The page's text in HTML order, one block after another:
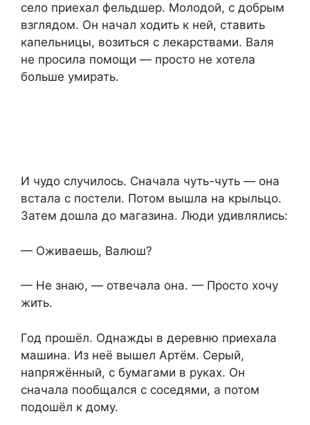
село приехал фельдшер. Молодой, с добрым
взглядом. Он начал ходить к ней, ставить
капельницы, возиться с лекарствами. Валя
не просила помощи — просто не хотела
больше умирать.
И чудо случилось. Сначала чуть-чуть — она
встала с постели. Потом вышла на крыльцо.
Затем дошла до магазина. Люди удивлялись:
— Оживаешь, Валюш?
— Не знаю, — отвечала она. — Просто хочу
жить.
Год прошёл. Однажды в деревню приехала
машина. Из неё вышел Артём. Серый,
напряжённый, с бумагами в руках. Он
сначала пообщался с соседями, а потом
подошёл к дому.